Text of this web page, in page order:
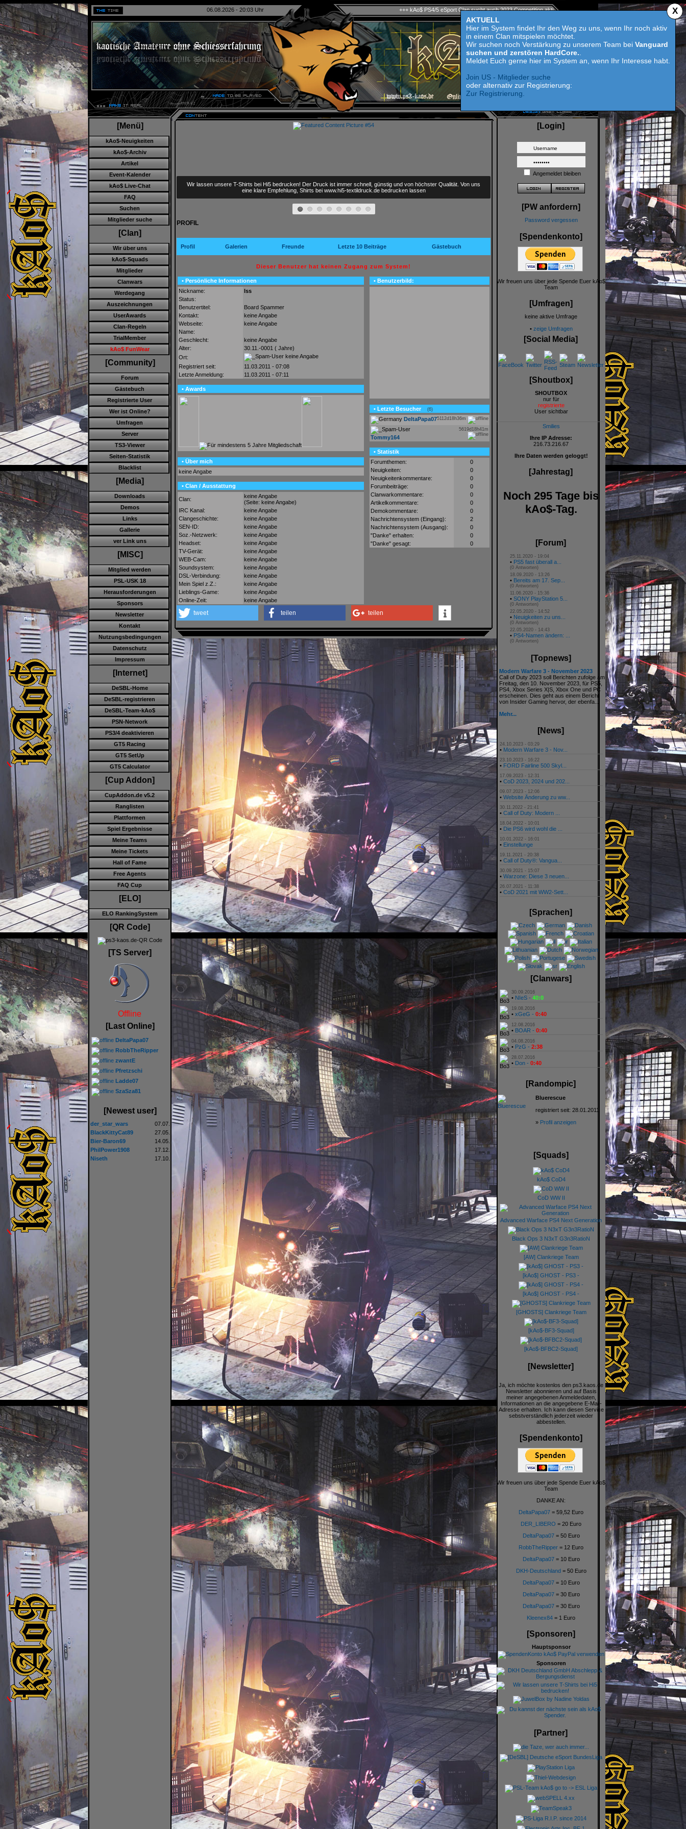
AKTUELL
Hier im System findet Ihr den Weg zu uns, wenn Ihr noch aktiv
in einem Clan mitspielen möchtet.
Wir suchen noch Verstärkung zu unserem Team bei Vanguard
suchen und zerstören HardCore.
Meldet Euch gerne hier im System an, wenn Ihr Interesse habt.
Join US - Mitglieder suche
oder alternativ zur Registrierung:
Zur Registrierung.
X
06.08.2026 - 20:03 Uhr +++ kAo$ PS4/5 eSport Clan sucht auch 2023 Competition aktive Mitspieler für Call of Duty MW 2 - HardCore suchen und zerstören.
[Menü]
kAo$-Neuigkeiten
kAo$-Archiv
Artikel
Event-Kalender
kAo$ Live-Chat
FAQ
Suchen
Mitglieder suche
[Clan]
Wir über uns
kAo$-Squads
Mitglieder
Clanwars
Werdegang
Auszeichnungen
UserAwards
Clan-Regeln
TrialMember
kAo$ FunWear
[Community]
Forum
Gästebuch
Registrierte User
Wer ist Online?
Umfragen
Server
TS3-Viewer
Seiten-Statistik
Blacklist
[Media]
Downloads
Demos
Links
Gallerie
ver Link uns
[MISC]
Mitglied werden
PSL-USK 18
Herausforderungen
Sponsors
Newsletter
Kontakt
Nutzungsbedingungen
Datenschutz
Impressum
[Internet]
DeSBL-Home
DeSBL-registrieren
DeSBL-Team-kAo$
PSN-Network
PS3/4 deaktivieren
GT5 Racing
GT5 SetUp
GT5 Calculator
[Cup Addon]
CupAddon.de v5.2
Ranglisten
Plattformen
Spiel Ergebnisse
Meine Teams
Meine Tickets
Hall of Fame
Free Agents
FAQ Cup
[ELO]
ELO RankingSystem
[QR Code]
[TS Server]
Offline
[Last Online]
DeltaPapa07
RobbTheRipper
zwantE
Pfretzschi
Ladde07
SzaSza81
[Newest user]
der_star_wars
07.07.
BlackKittyCat89
27.05.
Bier-Baron69
14.05.
PhilPower1908
17.12.
Niseth
17.10.
Wir lassen unsere T-Shirts bei Hi5 bedrucken! Der Druck ist immer schnell, günstig und von höchster Qualität. Von uns
eine klare Empfehlung, Shirts bei www.hi5-textildruck.de bedrucken lassen
PROFIL
Profil Galerien Freunde Letzte 10 Beiträge Gästebuch
Dieser Benutzer hat keinen Zugang zum System!
• Persönliche Informationen
Nickname:
lss
Status:
Benutzertitel:
Board Spammer
Kontakt:
keine Angabe
Webseite:
keine Angabe
Name:
Geschlecht:
keine Angabe
Alter:
30.11.-0001 ( Jahre)
Ort:
keine Angabe
Registriert seit:
11.03.2011 - 07:08
Letzte Anmeldung:
11.03.2011 - 07:11
• Awards
• Über mich
keine Angabe
• Clan / Ausstattung
Clan:
keine Angabe
(Seite: keine Angabe)
IRC Kanal:
keine Angabe
Clangeschichte:
keine Angabe
SEN-ID:
keine Angabe
Soz.-Netzwerk:
keine Angabe
Headset:
keine Angabe
TV-Gerät:
keine Angabe
WEB-Cam:
keine Angabe
Soundsystem:
keine Angabe
DSL-Verbindung:
keine Angabe
Mein Spiel z.Z.:
keine Angabe
Lieblings-Game:
keine Angabe
Online-Zeit:
keine Angabe
• Benutzerbild:
• Letzte Besucher (6)
DeltaPapa075112d18h36m
Tommy164
5619d18h41m
• Statistik
Forumthemen:
0
Neuigkeiten:
0
Neuigkeitenkommentare:
0
Forumbeiträge:
0
Clanwarkommentare:
0
Artikelkommentare:
0
Demokommentare:
0
Nachrichtensystem (Eingang):
2
Nachrichtensystem (Ausgang):
0
"Danke" erhalten:
0
"Danke" gesagt:
0
tweet teilen teilen
[Login]
Angemeldet bleiben
[PW anfordern]
Password vergessen
[Spendenkonto]
Wir freuen uns über jede Spende Euer kAo$
Team
[Umfragen]
keine aktive Umfrage
• zeige Umfragen
[Social Media]
[Shoutbox]
SHOUTBOX
nur für
registrierte
User sichtbar
Smilies
Ihre IP Adresse:
216.73.216.67
Ihre Daten werden geloggt!
[Jahrestag]
Noch 295 Tage bis
kAo$-Tag.
[Forum]
25.11.2020 - 19:04
• PS5 fast überall a...
(0 Antworten)
18.09.2020 - 13:26
• Bereits am 17. Sep...
(0 Antworten)
11.06.2020 - 15:36
• SONY PlayStation 5...
(0 Antworten)
22.05.2020 - 14:52
• Neuigkeiten zu uns...
(0 Antworten)
22.05.2020 - 14:43
• PS4-Namen ändern: ...
(0 Antworten)
[Topnews]
Modern Warfare 3 - November 2023
Call of Duty 2023 soll Berichten zufolge am
Freitag, den 10. November 2023, für PS5,
PS4, Xbox Series X|S, Xbox One und PC
erscheinen. Dies geht aus einem Bericht
von Insider Gaming hervor, der ebenfa...
Mehr...
[News]
24.10.2023 - 03:29
• Modern Warfare 3 - Nov...
23.10.2023 - 16:22
• FORD Fairline 500 Skyl...
17.09.2023 - 12:31
• CoD 2023, 2024 und 202...
09.07.2023 - 12:06
• Website Änderung zu ww...
30.11.2022 - 21:41
• Call of Duty: Modern ...
18.04.2022 - 10:01
• Die PS6 wird wohl die ...
10.01.2022 - 16:01
• Einstellunge
19.11.2021 - 20:38
• Call of Duty®: Vangua...
30.09.2021 - 15:07
• Warzone: Diese 3 neuen...
26.07.2021 - 11:38
• CoD 2021 mit WW2-Sett...
[Sprachen]
[Clanwars]
30.09.2016
• NIeS - 40:0
19.08.2016
• xGeG - 0:40
12.08.2016
• BOAR - 0:40
04.08.2016
• PzG - 2:38
28.07.2016
• Don - 0:40
[Randompic]
Bluerescue
registriert seit: 28.01.2011
» Profil anzeigen
[Squads]
kAo$ CoD4
CoD WW II
Advanced Warface PS4 Next Generation
Black Ops 3 N3xT G3n3RatioN
[AW] Clankriege Team
[kAo$] GHOST - PS3 -
[kAo$] GHOST - PS4 -
[GHOSTS] Clankriege Team
[kAo$-BF3-Squad]
[kAo$-BFBC2-Squad]
[Newsletter]
Ja, ich möchte kostenlos den ps3.kaos.de
Newsletter abonnieren und auf Basis
meiner angegebenen Anmeldedaten,
Informationen an die angegebene E-Mail-
Adresse erhalten. Ich kann diesen Service
sebstverständlich jederzeit wieder
abbestellen.
[Spendenkonto]
Wir freuen uns über jede Spende Euer kAo$
Team
DANKE AN:
DeltaPapa07 = 59,52 Euro
DER_LIBERO = 20 Euro
DeltaPapa07= 50 Euro
RobbTheRipper = 12 Euro
DeltaPapa07= 10 Euro
DKH-Deutschland = 50 Euro
DeltaPapa07= 10 Euro
DeltaPapa07= 30 Euro
DeltaPapa07= 30 Euro
Kleenex84 = 1 Euro
[Sponsoren]
Hauptsponsor
Sponsoren
[Partner]